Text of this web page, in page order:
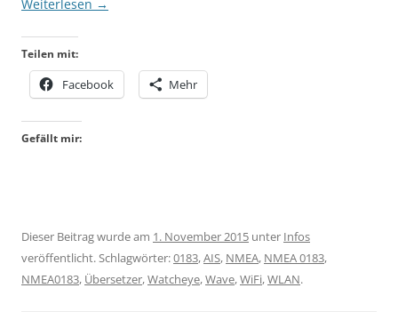
Weiterlesen →
Teilen mit:
Facebook Mehr
Gefällt mir:
Dieser Beitrag wurde am 1. November 2015 unter Infos
veröffentlicht. Schlagwörter:0183,AIS, NMEA, NMEA 0183,
NMEA0183, Übersetzer,Watcheye,Wave,WiFi,WLAN.